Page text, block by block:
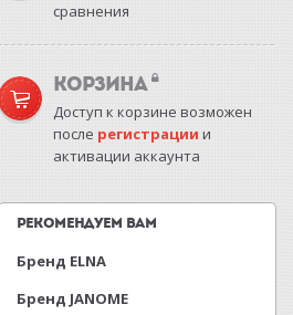
сравнения
КОРЗИНА
Доступ к корзине возможен
после регистрации и
активации аккаунта
РЕКОМЕНДУЕМ ВАМ
Бренд ELNA
Бренд JANOME